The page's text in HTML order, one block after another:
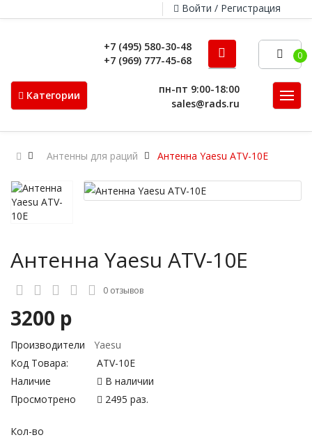
Войти / Регистрация
+7 (495) 580-30-48
+7 (969) 777-45-68
0
Категории
пн-пт 9:00-18:00
sales@rads.ru
Антенны для раций Антенна Yaesu ATV-10E
Антенна Yaesu ATV-10E
0 отзывов
3200 р
Производители
Yaesu
Код Товара:
ATV-10E
Наличие
В наличии
Просмотрено
2495 раз.
Кол-во